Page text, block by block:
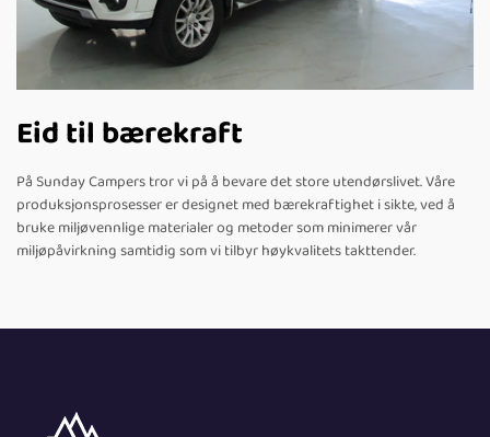
Eid til bærekraft
På Sunday Campers tror vi på å bevare det store utendørslivet. Våre
produksjonsprosesser er designet med bærekraftighet i sikte, ved å
bruke miljøvennlige materialer og metoder som minimerer vår
miljøpåvirkning samtidig som vi tilbyr høykvalitets takttender.